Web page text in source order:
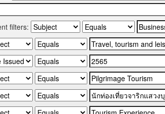
filters: